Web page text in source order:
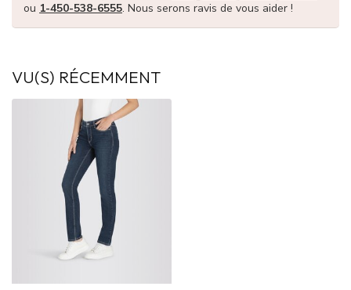
ou 1-450-538-6555. Nous serons ravis de vous aider !
VU(S) RÉCEMMENT